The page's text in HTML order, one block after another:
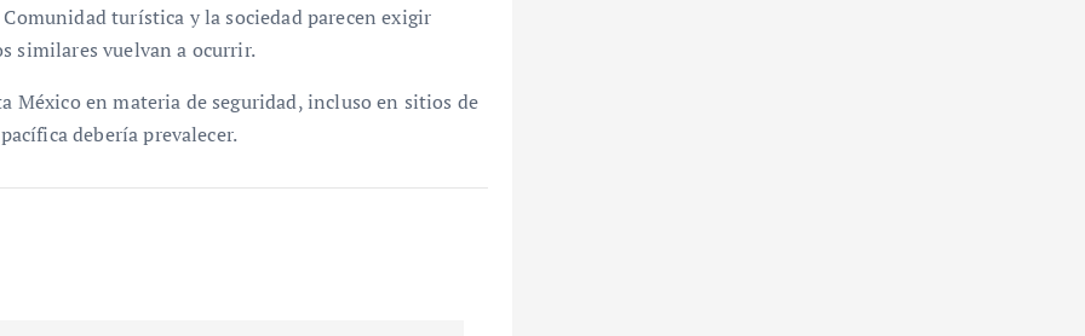
turística y la sociedad parecen exigir
similares vuelvan a ocurrir.
México en materia de seguridad, incluso en sitios de
debería prevalecer.